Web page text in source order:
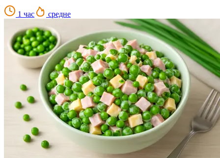
1 час средне